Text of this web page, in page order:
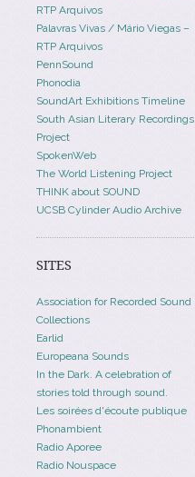
RTP Arquivos
Palavras Vivas / Mário Viegas –
RTP Arquivos
PennSound
Phonodia
SoundArt Exhibitions Timeline
South Asian Literary Recordings
Project
SpokenWeb
The World Listening Project
THINK about SOUND
UCSB Cylinder Audio Archive
SITES
Association for Recorded Sound
Collections
Earlid
Europeana Sounds
In the Dark. A celebration of
stories told through sound.
Les soirées d'écoute publique
Phonambient
Radio Aporee
Radio Nouspace